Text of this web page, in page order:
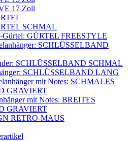
17 Zoll
SCHMAL
Gürtel: GÜRTEL FREESTYLE
SCHLÜSSELBAND
SCHLÜSSELBAND SCHMAL
SCHLÜSSELBAND LANG
mit Notes: SCHMALES
GRAVIERT
mit Notes: BREITES
GRAVIERT
RETRO-MAUS